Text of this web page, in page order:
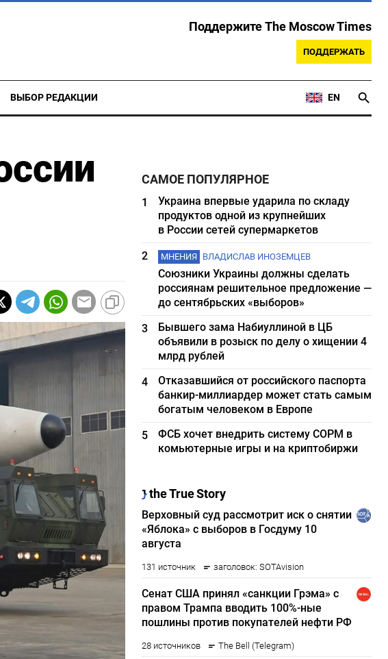
Поддержите The Moscow Times
ПОДДЕРЖАТЬ
ВЫБОР РЕДАКЦИИ EN
САМОЕ ПОПУЛЯРНОЕ
1
Украина впервые ударила по складу
продуктов одной из крупнейших
в России сетей супермаркетов
2
МНЕНИЯ ВЛАДИСЛАВ ИНОЗЕМЦЕВ
Союзники Украины должны сделать
россиянам решительное предложение —
до сентябрьских «выборов»
3
Бывшего зама Набиуллиной в ЦБ
объявили в розыск по делу о хищении 4
млрд рублей
4
Отказавшийся от российского паспорта
банкир-миллиардер может стать самым
богатым человеком в Европе
5
ФСБ хочет внедрить систему СОРМ в
комьютерные игры и на криптобиржи